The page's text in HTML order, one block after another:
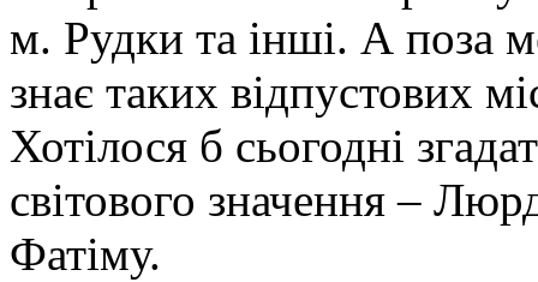
м. Рудки та інші. А поза
знає таких відпустових
Хотілося б сьогодні
світового значення –
Фатіму.